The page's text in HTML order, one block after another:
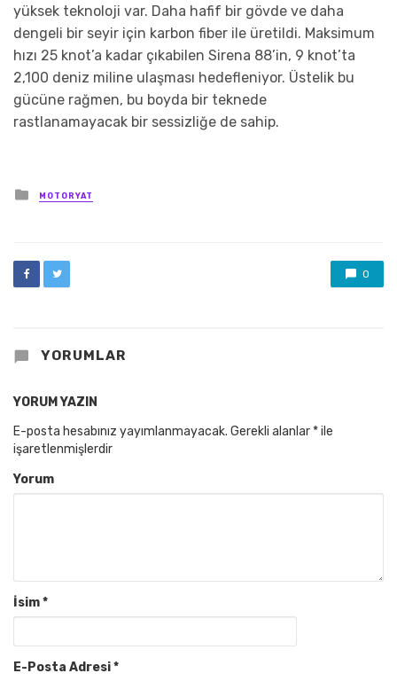
yüksek teknoloji var. Daha hafif bir gövde ve daha
dengeli bir seyir için karbon fiber ile üretildi. Maksimum
hızı 25 knot’a kadar çıkabilen Sirena 88’in, 9 knot’ta
2,100 deniz miline ulaşması hedefleniyor. Üstelik bu
gücüne rağmen, bu boyda bir teknede
rastlanamayacak bir sessizliğe de sahip.
Posted
in
MOTORYAT
0
YORUMLAR
YORUM YAZIN
E-posta hesabınız yayımlanmayacak. Gerekli alanlar *ile
işaretlenmişlerdir
Yorum
İsim*
E-Posta Adresi*